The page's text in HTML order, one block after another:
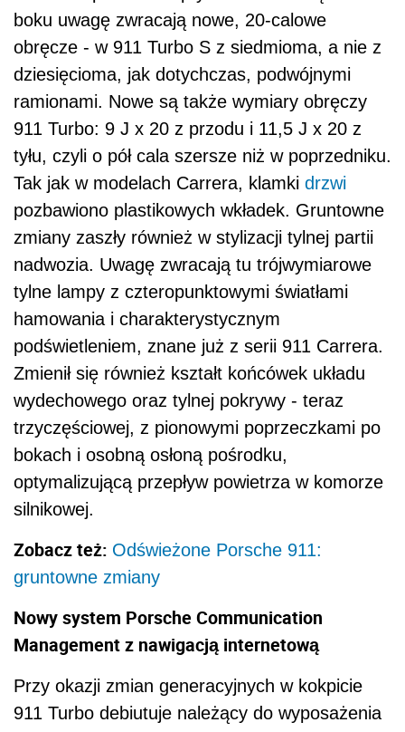
boku uwagę zwracają nowe, 20-calowe
obręcze - w 911 Turbo S z siedmioma, a nie z
dziesięcioma, jak dotychczas, podwójnymi
ramionami. Nowe są także wymiary obręczy
911 Turbo: 9 J x 20 z przodu i 11,5 J x 20 z
tyłu, czyli o pół cala szersze niż w poprzedniku.
Tak jak w modelach Carrera, klamki drzwi
pozbawiono plastikowych wkładek. Gruntowne
zmiany zaszły również w stylizacji tylnej partii
nadwozia. Uwagę zwracają tu trójwymiarowe
tylne lampy z czteropunktowymi światłami
hamowania i charakterystycznym
podświetleniem, znane już z serii 911 Carrera.
Zmienił się również kształt końcówek układu
wydechowego oraz tylnej pokrywy - teraz
trzyczęściowej, z pionowymi poprzeczkami po
bokach i osobną osłoną pośrodku,
optymalizującą przepływ powietrza w komorze
silnikowej.
Zobacz też: Odświeżone Porsche 911:
gruntowne zmiany
Nowy system Porsche Communication
Management z nawigacją internetową
Przy okazji zmian generacyjnych w kokpicie
911 Turbo debiutuje należący do wyposażenia